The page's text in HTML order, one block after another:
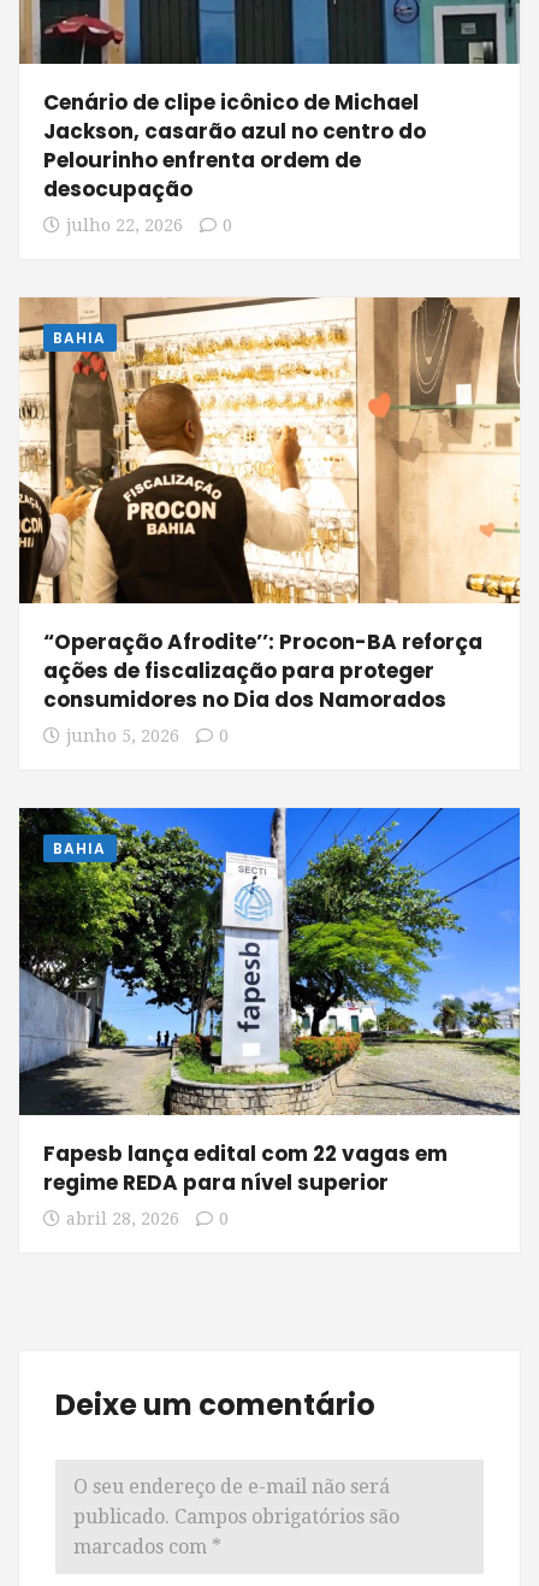
Cenário de clipe icônico de Michael
Jackson, casarão azul no centro do
Pelourinho enfrenta ordem de
desocupação
julho 22, 2026 0
BAHIA
“Operação Afrodite’’: Procon-BA reforça
ações de fiscalização para proteger
consumidores no Dia dos Namorados
junho 5, 2026 0
BAHIA
Fapesb lança edital com 22 vagas em
regime REDA para nível superior
abril 28, 2026 0
Deixe um comentário
O seu endereço de e-mail não será
publicado. Campos obrigatórios são
marcados com *